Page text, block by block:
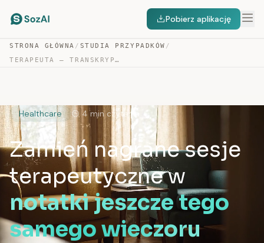
Pobierz aplikację
STRONA GŁÓWNA / STUDIA PRZYPADKÓW /
TERAPEUTA — TRANSKRYPCJA SESJI I SUPERWIZJI
Healthcare 4 min czytania
Zamień nagrane sesje
terapeutyczne w
notatki jeszcze tego
samego wieczoru